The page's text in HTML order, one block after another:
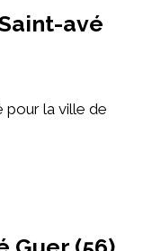
avé
pour la ville de